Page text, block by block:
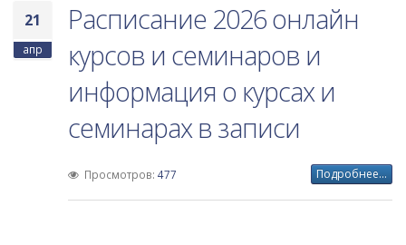
21
апр
Расписание 2026 онлайн
курсов и семинаров и
информация о курсах и
семинарах в записи
Просмотров: 477 Подробнее...